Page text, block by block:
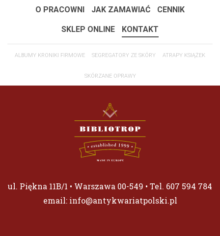
O PRACOWNI JAK ZAMAWIAĆ CENNIK
SKLEP ONLINE KONTAKT
ALBUMY KRONIKI FIRMOWE SEGREGATORY ZE SKÓRY ATRAPY KSIĄŻEK
SKÓRZANE OPRAWY
ul. Piękna 11B/1 • Warszawa 00-549 • Tel. 607 594 784
email: info@antykwariatpolski.pl